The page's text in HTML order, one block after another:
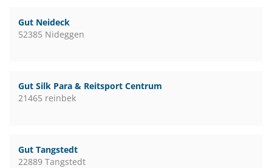
Gut Neideck
52385 Nideggen
Gut Silk Para & Reitsport Centrum
21465 reinbek
Gut Tangstedt
22889 Tangstedt